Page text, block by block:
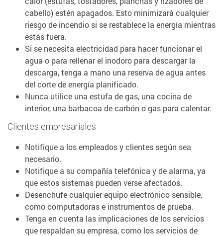
cabello) estén apagados. Esto minimizará cualquier
riesgo de incendio si se restablece la energía mientras
estás fuera.
Si se necesita electricidad para hacer funcionar el
agua o para rellenar el inodoro para descargar la
descarga, tenga a mano una reserva de agua antes
del corte de energía planificado.
Nunca utilice una estufa de gas, una cocina de
interior, una barbacoa de carbón o gas para calentar.
Clientes empresariales
Notifique a los empleados y clientes según sea
necesario.
Notifique a su compañía telefónica y de alarma, ya
que estos sistemas pueden verse afectados.
Desenchufe cualquier equipo electrónico sensible,
como computadoras e instrumentos de prueba.
Tenga en cuenta las implicaciones de los servicios
que respaldan su empresa, como los servicios de